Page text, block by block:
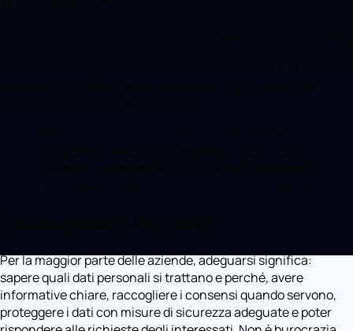
Per la maggior parte delle aziende, adeguarsi significa:
sapere quali dati personali si trattano e perché, avere
informative chiare, raccogliere i consensi quando servono,
proteggere i dati con misure di sicurezza adeguate e poter